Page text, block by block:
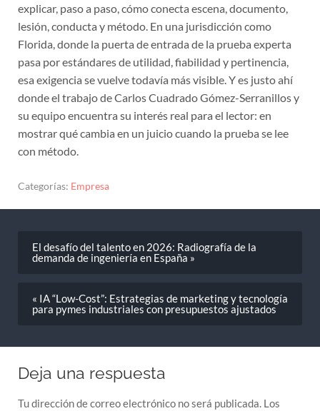
explicar, paso a paso, cómo conecta escena, documento,
lesión, conducta y método. En una jurisdicción como
Florida, donde la puerta de entrada de la prueba experta
pasa por estándares de utilidad, fiabilidad y pertinencia,
esa exigencia se vuelve todavía más visible. Y es justo ahí
donde el trabajo de Carlos Cuadrado Gómez-Serranillos y
su equipo encuentra su interés real para el lector: en
mostrar qué cambia en un juicio cuando la prueba se lee
con método.
Categorías: Empresa
El desafío del talento en 2026: Radiografía de la
demanda de ingeniería en España »
« IA “Low-Cost”: Estrategias de marketing y tecnología
para pymes industriales con presupuestos ajustados
Deja una respuesta
Tu dirección de correo electrónico no será publicada. Los